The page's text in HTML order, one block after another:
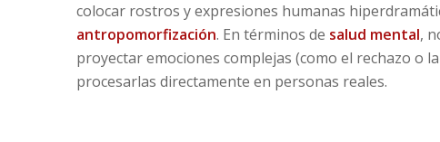
colocar rostros y expresiones humanas
antropomorfización. En términos de salud mental,
proyectar emociones complejas (como el rechazo o
procesarlas directamente en personas reales.